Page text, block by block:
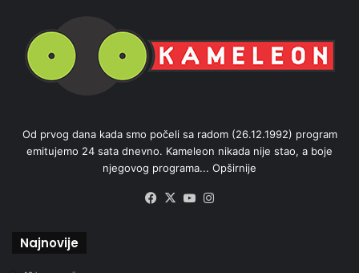
Od prvog dana kada smo počeli sa radom (26.12.1992) program
emitujemo 24 sata dnevno. Kameleon nikada nije stao, a boje
njegovog programa... Opširnije
Facebook
X YouTube
Najnovije